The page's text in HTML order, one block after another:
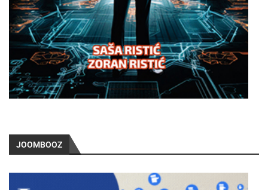
JOOMBOOZ